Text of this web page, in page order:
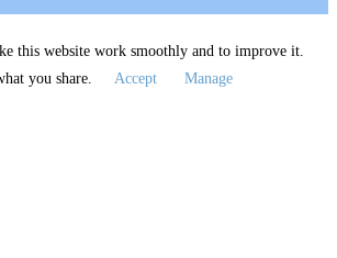
this website work smoothly and to improve it.
you share.
Accept
Manage